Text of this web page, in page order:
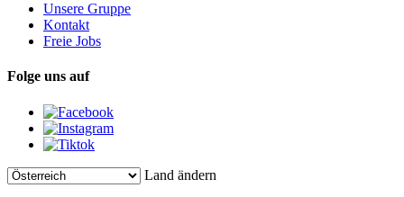
Unsere Gruppe
Kontakt
Freie Jobs
Folge uns auf
Land ändern